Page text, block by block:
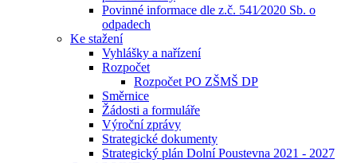
Povinné informace dle z.č. 541⁄2020 Sb. o
odpadech
Ke stažení
Vyhlášky a nařízení
Rozpočet
Rozpočet PO ZŠMŠ DP
Směrnice
Žádosti a formuláře
Výroční zprávy
Strategické dokumenty
Strategický plán Dolní Poustevna 2021 - 2027